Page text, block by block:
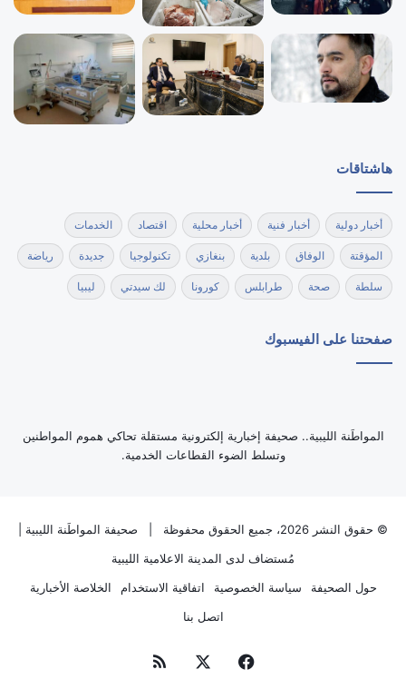
هاشتاقات
أخبار دولية أخبار فنية أخبار محلية اقتصاد الخدمات
المؤقتة الوفاق بلدية بنغازي تكنولوجيا جديدة رياضة
سلطة صحة طرابلس كورونا لك سيدتي ليبيا
صفحتنا على الفيسبوك
‏المواطَنة الليبية.. صحيفة إخبارية إلكترونية مستقلة تحاكي هموم المواطنين
وتسلط الضوء القطاعات الخدمية.
© حقوق النشر 2026، جميع الحقوق محفوظة | صحيفة المواطَنة الليبية
مُستضاف لدى المدينة الاعلامية الليبية
حول الصحيفة
سياسة الخصوصية اتفاقية الاستخدام
الخلاصة الأخبارية
اتصل بنا
فيسبوك ملخص